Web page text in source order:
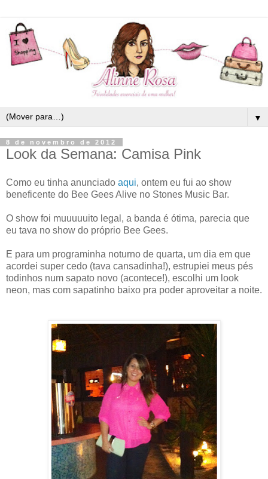
▼
8 de novembro de 2012
Look da Semana: Camisa Pink
Como eu tinha anunciado aqui, ontem eu fui ao show
beneficente do Bee Gees Alive no Stones Music Bar.
O show foi muuuuuito legal, a banda é ótima, parecia que
eu tava no show do próprio Bee Gees.
E para um programinha noturno de quarta, um dia em que
acordei super cedo (tava cansadinha!), estrupiei meus pés
todinhos num sapato novo (acontece!), escolhi um look
neon, mas com sapatinho baixo pra poder aproveitar a noite.